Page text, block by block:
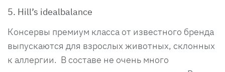
5. Hill’s idealbalance
Консервы премиум класса от известного бренда
выпускаются для взрослых животных, склонных
к аллергии. В составе не очень много